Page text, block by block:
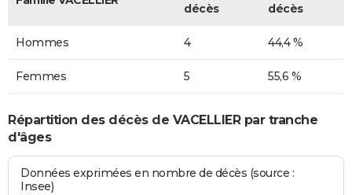
décès
décès
Hommes 4 44,4 %
Femmes 5 55,6 %
Répartition des décès de VACELLIER par tranche
d'âges
Données exprimées en nombre de décès (source :
Insee)